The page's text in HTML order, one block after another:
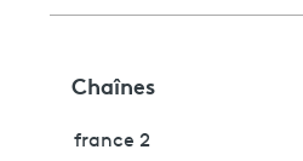
Chaînes
france 2